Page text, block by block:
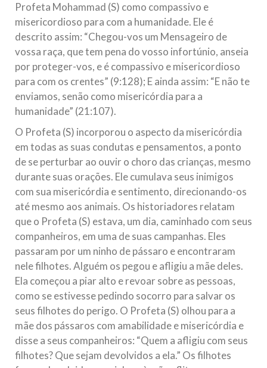
Profeta Mohammad (S) como compassivo e
misericordioso para com a humanidade. Ele é
descrito assim: “Chegou-vos um Mensageiro de
vossa raça, que tem pena do vosso infortúnio, anseia
por proteger-vos, e é compassivo e misericordioso
para com os crentes” (9:128); E ainda assim: “E não te
enviamos, senão como misericórdia para a
humanidade” (21:107).
O Profeta (S) incorporou o aspecto da misericórdia
em todas as suas condutas e pensamentos, a ponto
de se perturbar ao ouvir o choro das crianças, mesmo
durante suas orações. Ele cumulava seus inimigos
com sua misericórdia e sentimento, direcionando-os
até mesmo aos animais. Os historiadores relatam
que o Profeta (S) estava, um dia, caminhado com seus
companheiros, em uma de suas campanhas. Eles
passaram por um ninho de pássaro e encontraram
nele filhotes. Alguém os pegou e afligiu a mãe deles.
Ela começou a piar alto e revoar sobre as pessoas,
como se estivesse pedindo socorro para salvar os
seus filhotes do perigo. O Profeta (S) olhou para a
mãe dos pássaros com amabilidade e misericórdia e
disse a seus companheiros: “Quem a afligiu com seus
filhotes? Que sejam devolvidos a ela.” Os filhotes